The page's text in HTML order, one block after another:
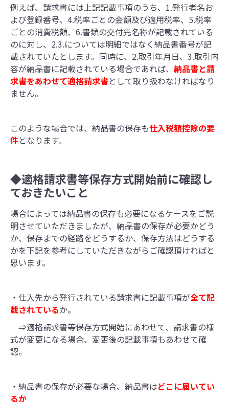
例えば、請求書には上記記載事項のうち、1.発行者名お
よび登録番号、4.税率ごとの金額及び適用税率、5.税率
ごとの消費税額、6.書類の交付先名称が記載されている
のに対し、2.3.については明細ではなく納品書番号が記
載されていたとします。同時に、2.取引年月日、3.取引内
容が納品書に記載されている場合であれば、 納品書と請
求書をあわせて適格請求書として取り扱わなければなり
ません。
このような場合では、納品書の保存も仕入税額控除の要
件となります。
◆適格請求書等保存方式開始前に確認し
ておきたいこと
場合によっては納品書の保存も必要になるケースをご説
明させていただきましたが、納品書の保存が必要かどう
か、保存までの経路をどうするか、保存方法はどうする
かを下記を参考にしていただきながらご確認頂ければと
思います。
・仕入先から発行されている請求書に記載事項が全て記
載されているか。
⇒適格請求書等保存方式開始にあわせて、請求書の様
式が変更になる場合、変更後の記載事項もあわせて確
認。
・納品書の保存が必要な場合、納品書はどこに届いてい
るか